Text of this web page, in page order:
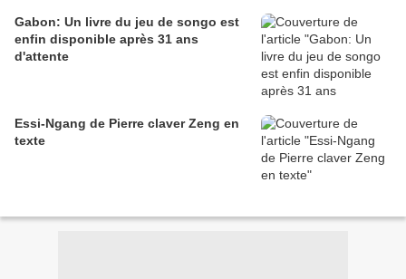
Gabon: Un livre du jeu de songo est
enfin disponible après 31 ans
d'attente
Essi-Ngang de Pierre claver Zeng en
texte